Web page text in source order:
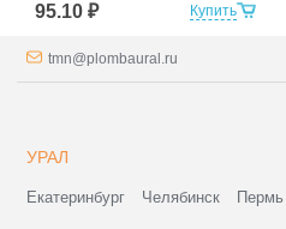
Купить
95.10 ₽
tmn@plombaural.ru
УРАЛ
Екатеринбург Челябинск Пермь